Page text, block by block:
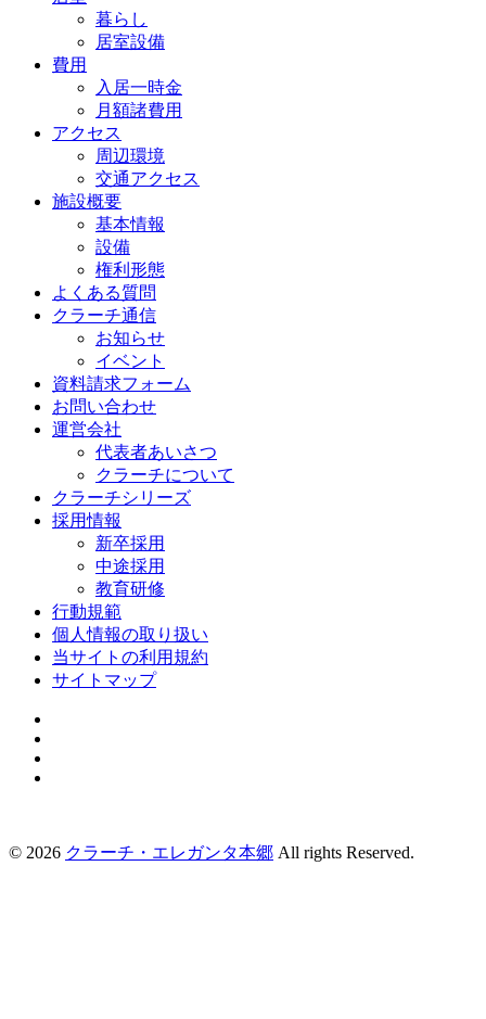
暮らし
居室設備
費用
入居一時金
月額諸費用
アクセス
周辺環境
交通アクセス
施設概要
基本情報
設備
権利形態
よくある質問
クラーチ通信
お知らせ
イベント
資料請求フォーム
お問い合わせ
運営会社
代表者あいさつ
クラーチについて
クラーチシリーズ
採用情報
新卒採用
中途採用
教育研修
行動規範
個人情報の取り扱い
当サイトの利用規約
サイトマップ
© 2026 クラーチ・エレガンタ本郷 All rights Reserved.